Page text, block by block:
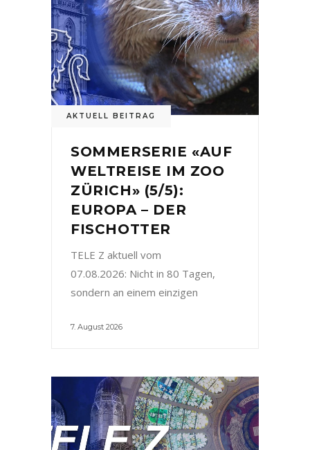
AKTUELL BEITRAG
SOMMERSERIE «AUF
WELTREISE IM ZOO
ZÜRICH» (5/5):
EUROPA – DER
FISCHOTTER
TELE Z aktuell vom
07.08.2026: Nicht in 80 Tagen,
sondern an einem einzigen
7. August 2026